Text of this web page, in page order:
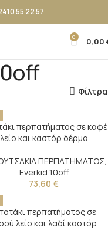
55 22 57
0 0,00
Φίλτρα
περπατήματος σε καφέ
λείο και καστόρ δέρμα
ΠΕΡΠΑΤΗΜΑΤΟΣ,
Everkid 10off
73,60 €
περπατήματος σε
λείο και λαδί καστόρ